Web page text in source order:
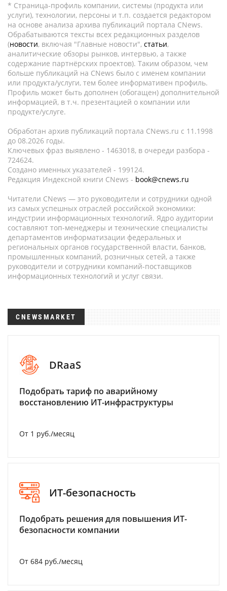
* Страница-профиль компании, системы (продукта или
услуги), технологии, персоны и т.п. создается редактором
на основе анализа архива публикаций портала CNews.
Обрабатываются тексты всех редакционных разделов
(новости, включая "Главные новости", статьи,
аналитические обзоры рынков, интервью, а также
содержание партнёрских проектов). Таким образом, чем
больше публикаций на CNews было с именем компании
или продукта/услуги, тем более информативен профиль.
Профиль может быть дополнен (обогащен) дополнительной
информацией, в т.ч. презентацией о компании или
продукте/услуге.
Обработан архив публикаций портала CNews.ru c 11.1998
до 08.2026 годы.
Ключевых фраз выявлено - 1463018, в очереди разбора -
724624.
Создано именных указателей - 199124.
Редакция Индексной книги CNews - book@cnews.ru
Читатели CNews — это руководители и сотрудники одной
из самых успешных отраслей российской экономики:
индустрии информационных технологий. Ядро аудитории
составляют топ-менеджеры и технические специалисты
департаментов информатизации федеральных и
региональных органов государственной власти, банков,
промышленных компаний, розничных сетей, а также
руководители и сотрудники компаний-поставщиков
информационных технологий и услуг связи.
CNEWSMARKET
DRaaS
Подобрать тариф по аварийному
восстановлению ИТ-инфраструктуры
От 1 руб./месяц
ИТ-безопасность
Подобрать решения для повышения ИТ-
безопасности компании
От 684 руб./месяц